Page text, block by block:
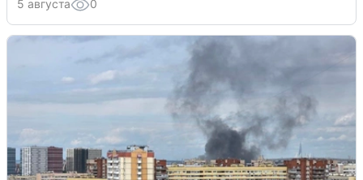
5 августа 0